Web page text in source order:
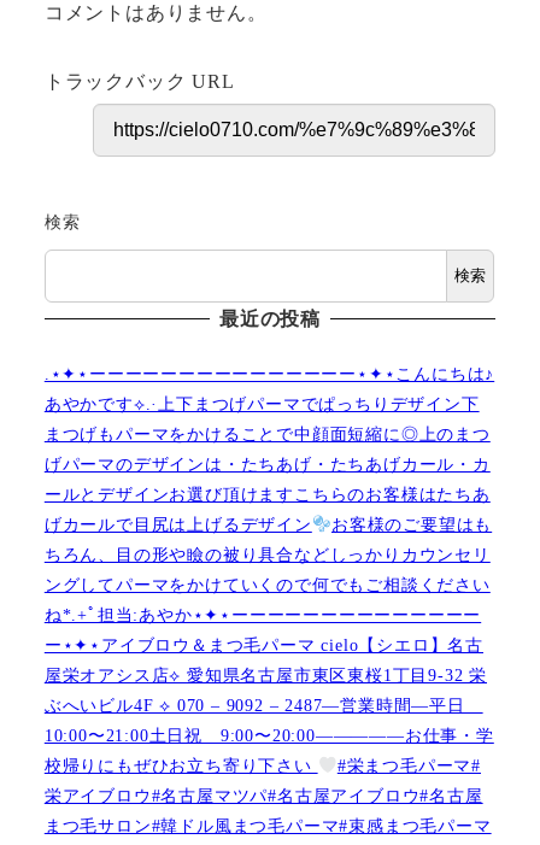
コメントはありません。
トラックバック URL
検索
検索
最近の投稿
.⋆✦⋆ーーーーーーーーーーーーーーー⋆✦⋆こんにちは♪
あやかです︎⟡.·上下まつげパーマでぱっちりデザイン下
まつげもパーマをかけることで中顔面短縮に◎上のまつ
げパーマのデザインは・たちあげ・たちあげカール・カ
ールとデザインお選び頂けますこちらのお客様はたちあ
げカールで目尻は上げるデザイン
お客様のご要望はも
ちろん、目の形や瞼の被り具合などしっかりカウンセリ
ングしてパーマをかけていくので何でもご相談ください
ね︎︎︎*.+ﾟ担当:あやか⋆✦⋆ーーーーーーーーーーーーーー
ー⋆✦⋆アイブロウ＆まつ毛パーマ cielo【シエロ】名古
屋栄オアシス店︎︎⟡ 愛知県名古屋市東区東桜1丁目9-32 栄
ぶへいビル4F ︎︎⟡ 070 – 9092 – 2487—営業時間—平日
10:00〜21:00土日祝 9:00〜20:00—————お仕事・学
校帰りにもぜひお立ち寄り下さい
#栄まつ毛パーマ#
栄アイブロウ#名古屋マツパ#名古屋アイブロウ#名古屋
まつ毛サロン#韓ドル風まつ毛パーマ#束感まつ毛パーマ